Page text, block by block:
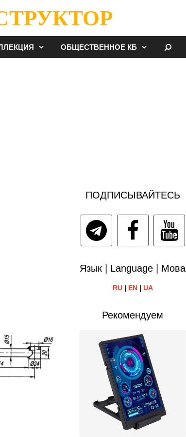
ОБЩЕСТВЕННОЕ КБ
ПОДПИСЫВАЙТЕСЬ
Язык | Language | Мова
RU| EN| UA
Рекомендуем